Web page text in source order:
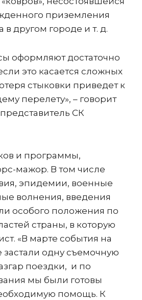
приземления
в другом городе и т. д.
оформляют достаточно
это касается сложных
стыковки приведет к
перелету», – говорит
СК
и программы,
мажор. В том числе
эпидемии, военные
волнения, введения
особого положения по
страны, в которую
«В марте события на
одну съемочную
поездки, и по
мы были готовы
помощь. К